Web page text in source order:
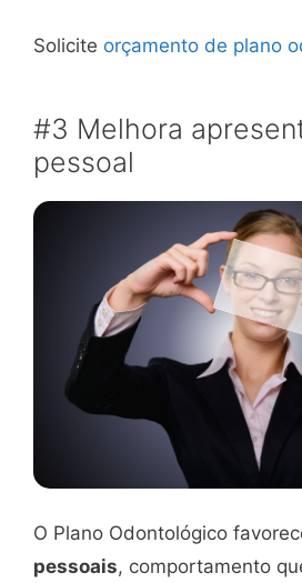
Solicite orçamento de plano
#3 Melhora
pessoal
O Plano Odontológico
pessoais, comportamento